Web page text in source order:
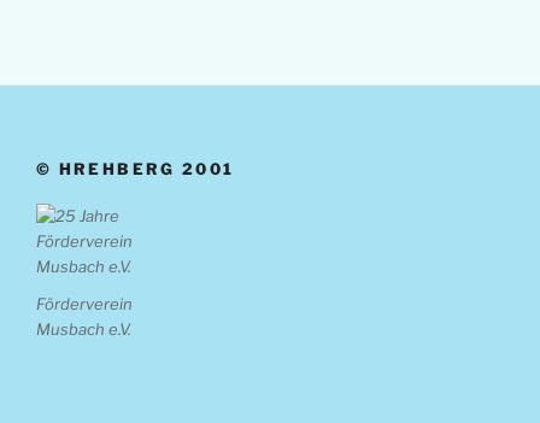
© HREHBERG 2001
Förderverein
Musbach e.V.